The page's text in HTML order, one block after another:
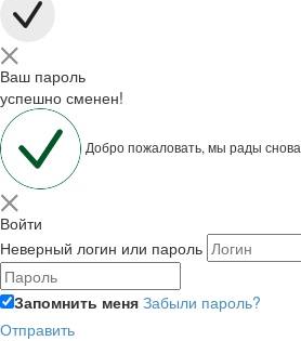
Ваш пароль
успешно сменен!
Добро пожаловать, мы рады
Войти
Неверный логин или пароль
Запомнить меня Забыли пароль?
Отправить